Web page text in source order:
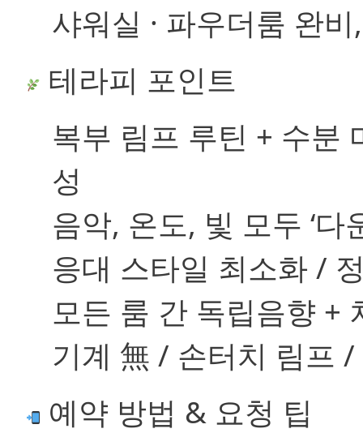
샤워실 · 파우더룸 완
테라피 포인트
복부 림프 루틴 + 수분
성
음악, 온도, 빛 모두 ‘다
응대 스타일 최소화 /
모든 룸 간 독립음향 +
기계 無 / 손터치 림프 /
예약 방법 & 요청 팁